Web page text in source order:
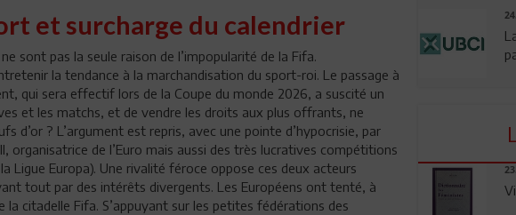
et surcharge du calendrier
sont pas la seule raison de l’impopularité de la Fifa.
la tendance à la marchandisation du sport-roi. Le passage à
qui sera effectif lors de la Coupe du monde 2026, a suscité un
et les matchs, et de vendre les droits aux plus offrants, ne
d’or ? L’argument est repris, avec une pointe d’hypocrisie, par
organisatrice de l’Euro mais aussi des très lucratives compétitions
Ligue Europa). Une rivalité féroce oppose ces deux acteurs
tout par des intérêts divergents. Les Européens ont tenté, à
la citadelle Fifa. S’appuyant sur les petites fédérations des